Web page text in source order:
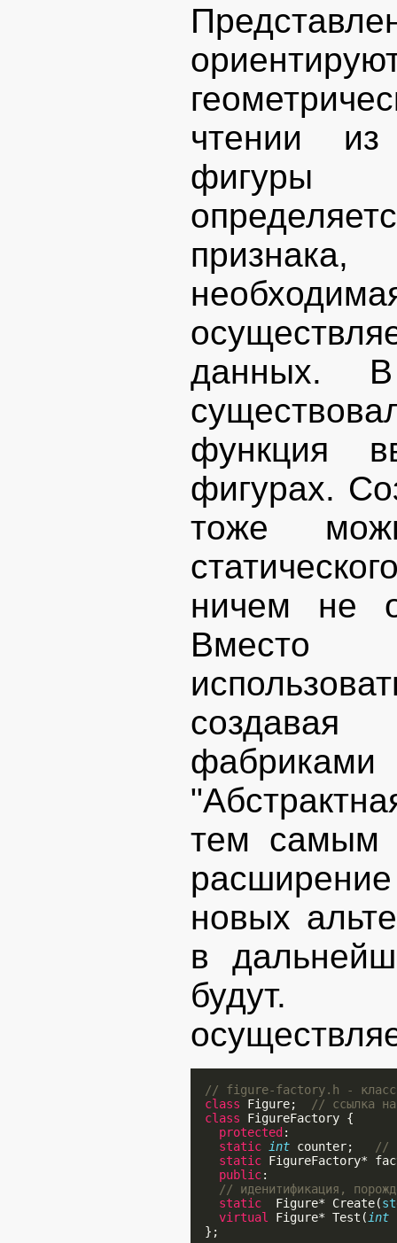
чтении
фигуры
данных. В
функция
фигурах.
тоже
ничем не
Вместо
тем самым
новых
в
будут.
// figure-factory.h - класс,
class Figure;
// ссылка на
class FigureFactory {
protected :
static
int counter;
//
static FigureFactory*
public:
// иденитификация,
static
  Figure* Create(
virtual
Figure* Test( int
  };